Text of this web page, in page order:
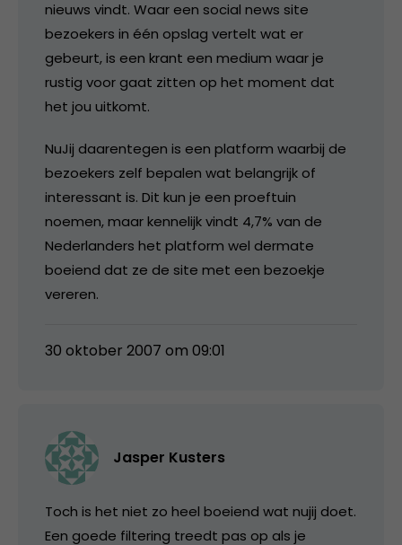
nieuws vindt. Waar een social news site
bezoekers in één opslag vertelt wat er
gebeurt, is een krant een medium waar je
rustig voor gaat zitten op het moment dat
het jou uitkomt.
NuJij daarentegen is een platform waarbij de
bezoekers zelf bepalen wat belangrijk of
interessant is. Dit kun je een proeftuin
noemen, maar kennelijk vindt 4,7% van de
Nederlanders het platform wel dermate
boeiend dat ze de site met een bezoekje
vereren.
30 oktober 2007 om 09:01
Jasper Kusters
Toch is het niet zo heel boeiend wat nujij doet.
Een goede filtering treedt pas op als je